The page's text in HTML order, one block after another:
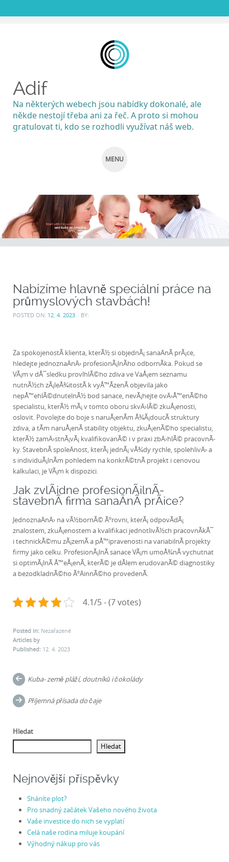
Adif
Na některých webech jsou nabídky dokonalé, ale
někde nestojí třeba ani za řeč. A proto si mohou
gratulovat ti, kdo se rozhodli využívat náš web.
MENU
CONTENT
Nabízíme hlavně speciální práce na
průmyslových stavbách!
POSTED ON: 12. 4. 2023 BY:
Za spokojenostÃ­ klienta, kterÃ½ si objednÃ¡ sanaÄnÃ­ prÃ¡ce,
hledejte jednoznaÄnÄ› profesionÃ¡lnÃ­ho odbornÃ­ka. Pokud se
VÃ¡m v dÅ¯sledku provlhlÃ©ho zdiva ve VaÅ¡em seznamu
nutnÃ½ch zÃ¡leÅ¾itostÃ­ k vyÅ™Ã­zenÃ­ objevila jako
nepÅ™ehlÃ©dnutelnÃ½ bod sanace, nevÃ¡hejte ovÄ›Å™enÃ©ho
specialistu, kterÃ½ mÃ¡ v tomto oboru skvÄ›lÃ© zkuÅ¡enosti,
oslovit. Povolejte do boje s naruÅ¡enÃ­m Å¾Ã¡doucÃ­ struktury
zdiva, a tÃ­m naruÅ¡enÃ­ stability objektu, zkuÅ¡enÃ©ho specialistu,
kterÃ½ zamÄ›stnÃ¡vÃ¡ kvalifikovanÃ© i v praxi zbÄ›hlÃ© pracovnÃ­
ky. StavebnÃ­ spoleÄnost, kterÃ¡ jednÃ¡ vÅ¾dy rychle, spolehlivÄ› a
s individuÃ¡lnÃ­m pohledem na konkrÃ©tnÃ­ projekt i cenovou
kalkulaci, je VÃ¡m k dispozici.
Jak zvlÃ¡dne profesionÃ¡lnÃ­
stavebnÃ­ firma sanaÄnÃ­ prÃ¡ce?
JednoznaÄnÄ› na vÃ½bornÃ© Ãºrovni, kterÃ¡ odpovÃ­dÃ¡
znalostem, zkuÅ¡enostem a kvalifikaci jednotlivÃ½ch pracovnÃ­kÅ¯
i technickÃ©mu zÃ¡zemÃ­ a pÅ™ipravenosti na variabilnÃ­ projekty
firmy jako celku. ProfesionÃ¡lnÃ­ sanace VÃ¡m umoÅ¾nÃ­ vychutnat
si optimÃ¡lnÃ­ Å™eÅ¡enÃ­, kterÃ© je dÃ­lem erudovanÃ© diagnostiky
a bezodkladnÃ©ho ÃºÄinnÃ©ho provedenÃ­.
4.1/5 - (7 votes)
Posted in: Nezařazené
Articles by
Published: 12. 4. 2023
Post
navigation
Kuba- země pláží, doutníků i čokolády
Příjemná přísada do čaje
Hledat
Hledat
Nejnovější příspěvky
Sháníte plot?
Pro snadný začátek Vašeho nového života
Vaše investice do nich se vyplatí
Celá naše rodina miluje koupání
Výhodný nákup pro vás